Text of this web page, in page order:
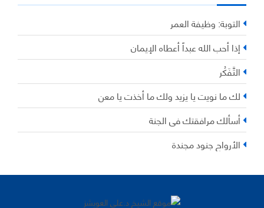
التوبة: وظيفة العمر
إذا أحب الله عبداً أعطاه الإيمان
التَّفَكُر
لك ما نويت يا يزيد ولك ما أخذت يا معن
أسألك مرافقتك في الجنة
الأرواح جنود مجندة